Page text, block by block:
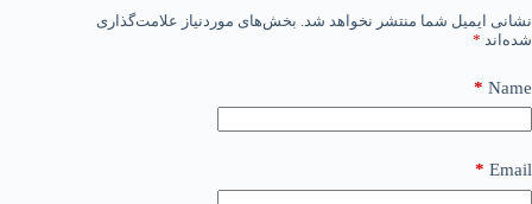
نشانی ایمیل شما منتشر نخواهد شد. بخش‌های موردنیاز علامت‌گذاری
شده‌اند *
Name
*
Email
*